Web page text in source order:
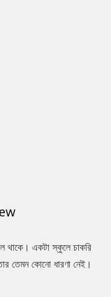
থাকে। একটা স্কুলে চাকরি
তেমন কোনো ধারণা নেই।
নিজের মতো থাকতে।